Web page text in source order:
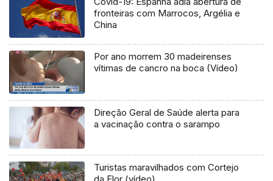
fronteiras com Marrocos, Argélia e
China
Por ano morrem 30 madeirenses
vítimas de cancro na boca (Vídeo)
Direção Geral de Saúde alerta para
a vacinação contra o sarampo
Turistas maravilhados com Cortejo